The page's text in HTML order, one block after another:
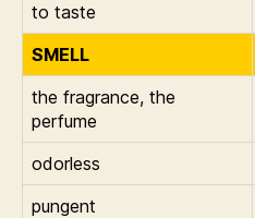
to taste
SMELL
the fragrance, the
perfume
odorless
pungent